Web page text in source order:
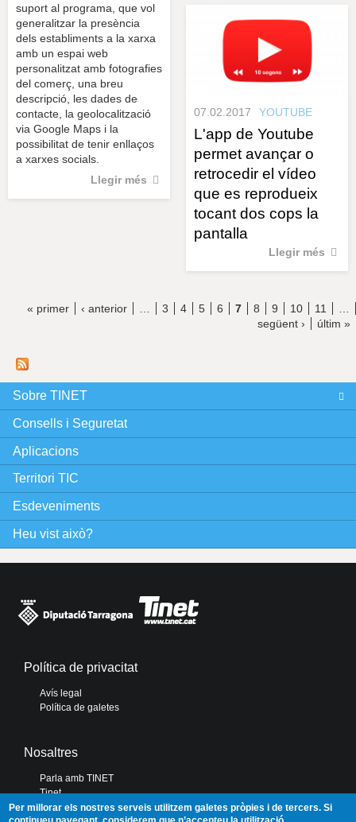
suport al programa, que vol
generalitzar la presència
dels establiments a la xarxa
amb un espai web
personalitzat amb fotografies
del comerç, una breu
descripció, les dades de
contacte, la geolocalització
via Google Maps i la
possibilitat de tenir enllaços
a xarxes socials.
Llegir més
07.02.2017 YOUTUBE
L'app de Youtube
permet avançar o
retrocedir el vídeo
que es reprodueix
tocant dos cops la
pantalla
Llegir més
g
i
« primer ‹ anterior 3 4 5 6 7 8 9 10 11
següent ›
últim »
Sobre TINET
Consells i Seguretat
Aplicacions
Territori TIC
Esdeveniments
Heu vist això?
Política de privacitat
Avís legal
Política de galetes
Nosaltres
Parla amb TINET
Tinet
Diputació de Tarragona
Per millorar els nostres serveis utilitzem galetes pròpies i de tercers. Si